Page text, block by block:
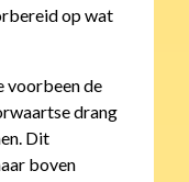
op wat
voorbeen de
drang
Dit
boven